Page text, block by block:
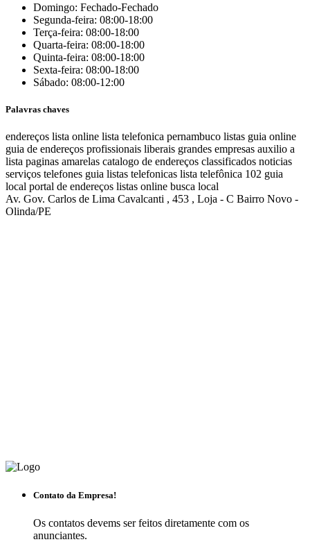
Domingo: Fechado-Fechado
Segunda-feira: 08:00-18:00
Terça-feira: 08:00-18:00
Quarta-feira: 08:00-18:00
Quinta-feira: 08:00-18:00
Sexta-feira: 08:00-18:00
Sábado: 08:00-12:00
Palavras chaves
endereços lista online lista telefonica pernambuco listas guia online
guia de endereços profissionais liberais grandes empresas auxilio a
lista paginas amarelas catalogo de endereços classificados noticias
serviços telefones guia listas telefonicas lista telefônica 102 guia
local portal de endereços listas online busca local
Av. Gov. Carlos de Lima Cavalcanti , 453 , Loja - C Bairro Novo -
Olinda/PE
Contato da Empresa!
Os contatos devems ser feitos diretamente com os
anunciantes.